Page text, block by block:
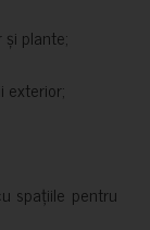
plante;
exterior;
spațiile pentru